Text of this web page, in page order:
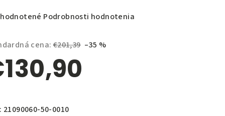
Podrobnosti hodnotenia
cena: €201,39 –35 %
21090060-50-0010